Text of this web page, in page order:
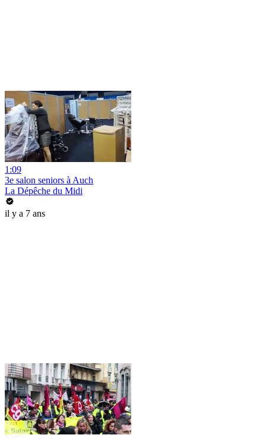
1:09
3e salon seniors à Auch
La Dépêche du Midi
il y a 7 ans